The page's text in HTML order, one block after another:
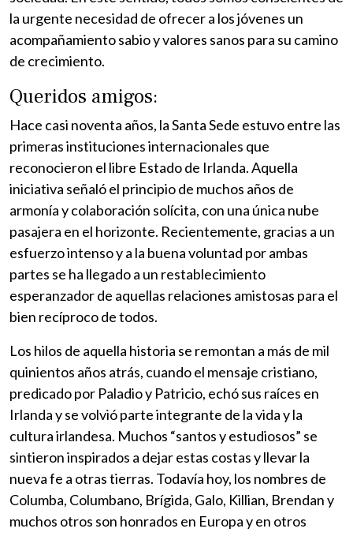
la urgente necesidad de ofrecer a los jóvenes un
acompañamiento sabio y valores sanos para su camino
de crecimiento.
Queridos amigos:
Hace casi noventa años, la Santa Sede estuvo entre las
primeras instituciones internacionales que
reconocieron el libre Estado de Irlanda. Aquella
iniciativa señaló el principio de muchos años de
armonía y colaboración solícita, con una única nube
pasajera en el horizonte. Recientemente, gracias a un
esfuerzo intenso y a la buena voluntad por ambas
partes se ha llegado a un restablecimiento
esperanzador de aquellas relaciones amistosas para el
bien recíproco de todos.
Los hilos de aquella historia se remontan a más de mil
quinientos años atrás, cuando el mensaje cristiano,
predicado por Paladio y Patricio, echó sus raíces en
Irlanda y se volvió parte integrante de la vida y la
cultura irlandesa. Muchos “santos y estudiosos” se
sintieron inspirados a dejar estas costas y llevar la
nueva fe a otras tierras. Todavía hoy, los nombres de
Columba, Columbano, Brígida, Galo, Killian, Brendan y
muchos otros son honrados en Europa y en otros